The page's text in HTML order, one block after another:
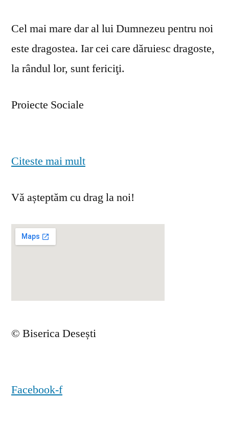
Cel mai mare dar al lui Dumnezeu pentru noi
este dragostea. Iar cei care dăruiesc dragoste,
la rândul lor, sunt fericiţi.
Proiecte Sociale
Citeste mai mult
Vă așteptăm cu drag la noi!
© Biserica Desești
Facebook-f